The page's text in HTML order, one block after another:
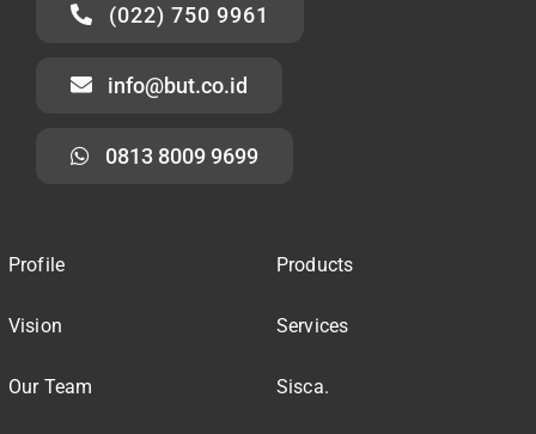
(022) 750 9961
info@but.co.id
0813 8009 9699
Profile
Vision
Our Team
Products
Services
Sisca.